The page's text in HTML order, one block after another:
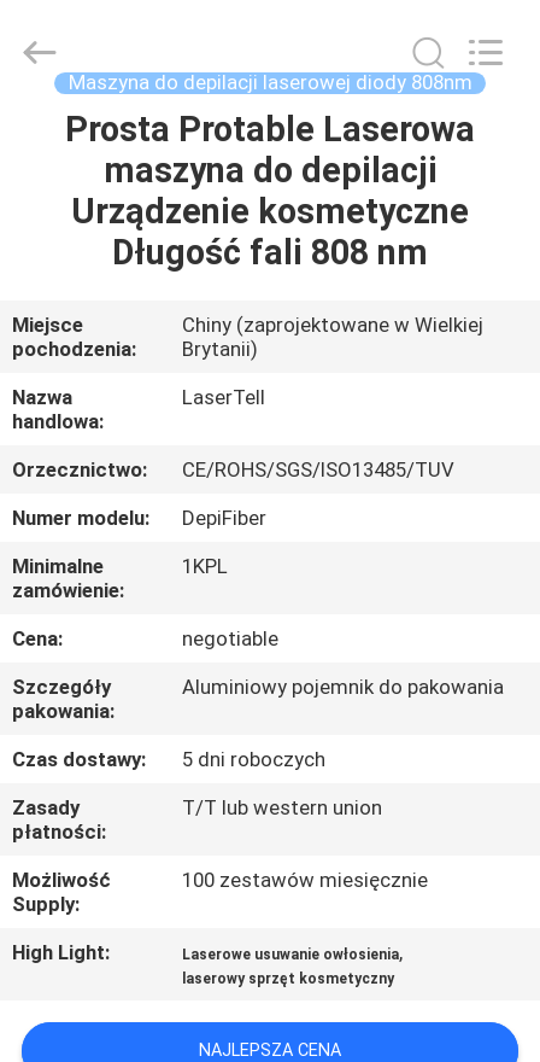
DOM
PRODUKTY
NAS
WYCIECZKA
PO
FABRYCE
KONTROLA
JAKOŚCI
SITEMAP
PRIVACY
POLICY
Rights
Developed
Maszyna do depilacji laserowej diody 808nm
Prosta Protable Laserowa
maszyna do depilacji
Urządzenie kosmetyczne
Długość fali 808 nm
Miejsce
pochodzenia:
Chiny (zaprojektowane w Wielkiej
Brytanii)
Nazwa
handlowa:
LaserTell
Orzecznictwo:
CE/ROHS/SGS/ISO13485/TUV
Numer modelu:
DepiFiber
Minimalne
zamówienie:
1KPL
Cena:
negotiable
Szczegóły
pakowania:
Aluminiowy pojemnik do pakowania
Czas dostawy:
5 dni roboczych
Zasady
płatności:
T/T lub western union
Możliwość
Supply:
100 zestawów miesięcznie
High Light: Laserowe usuwanie owłosienia,
laserowy sprzęt kosmetyczny
NAJLEPSZA CENA